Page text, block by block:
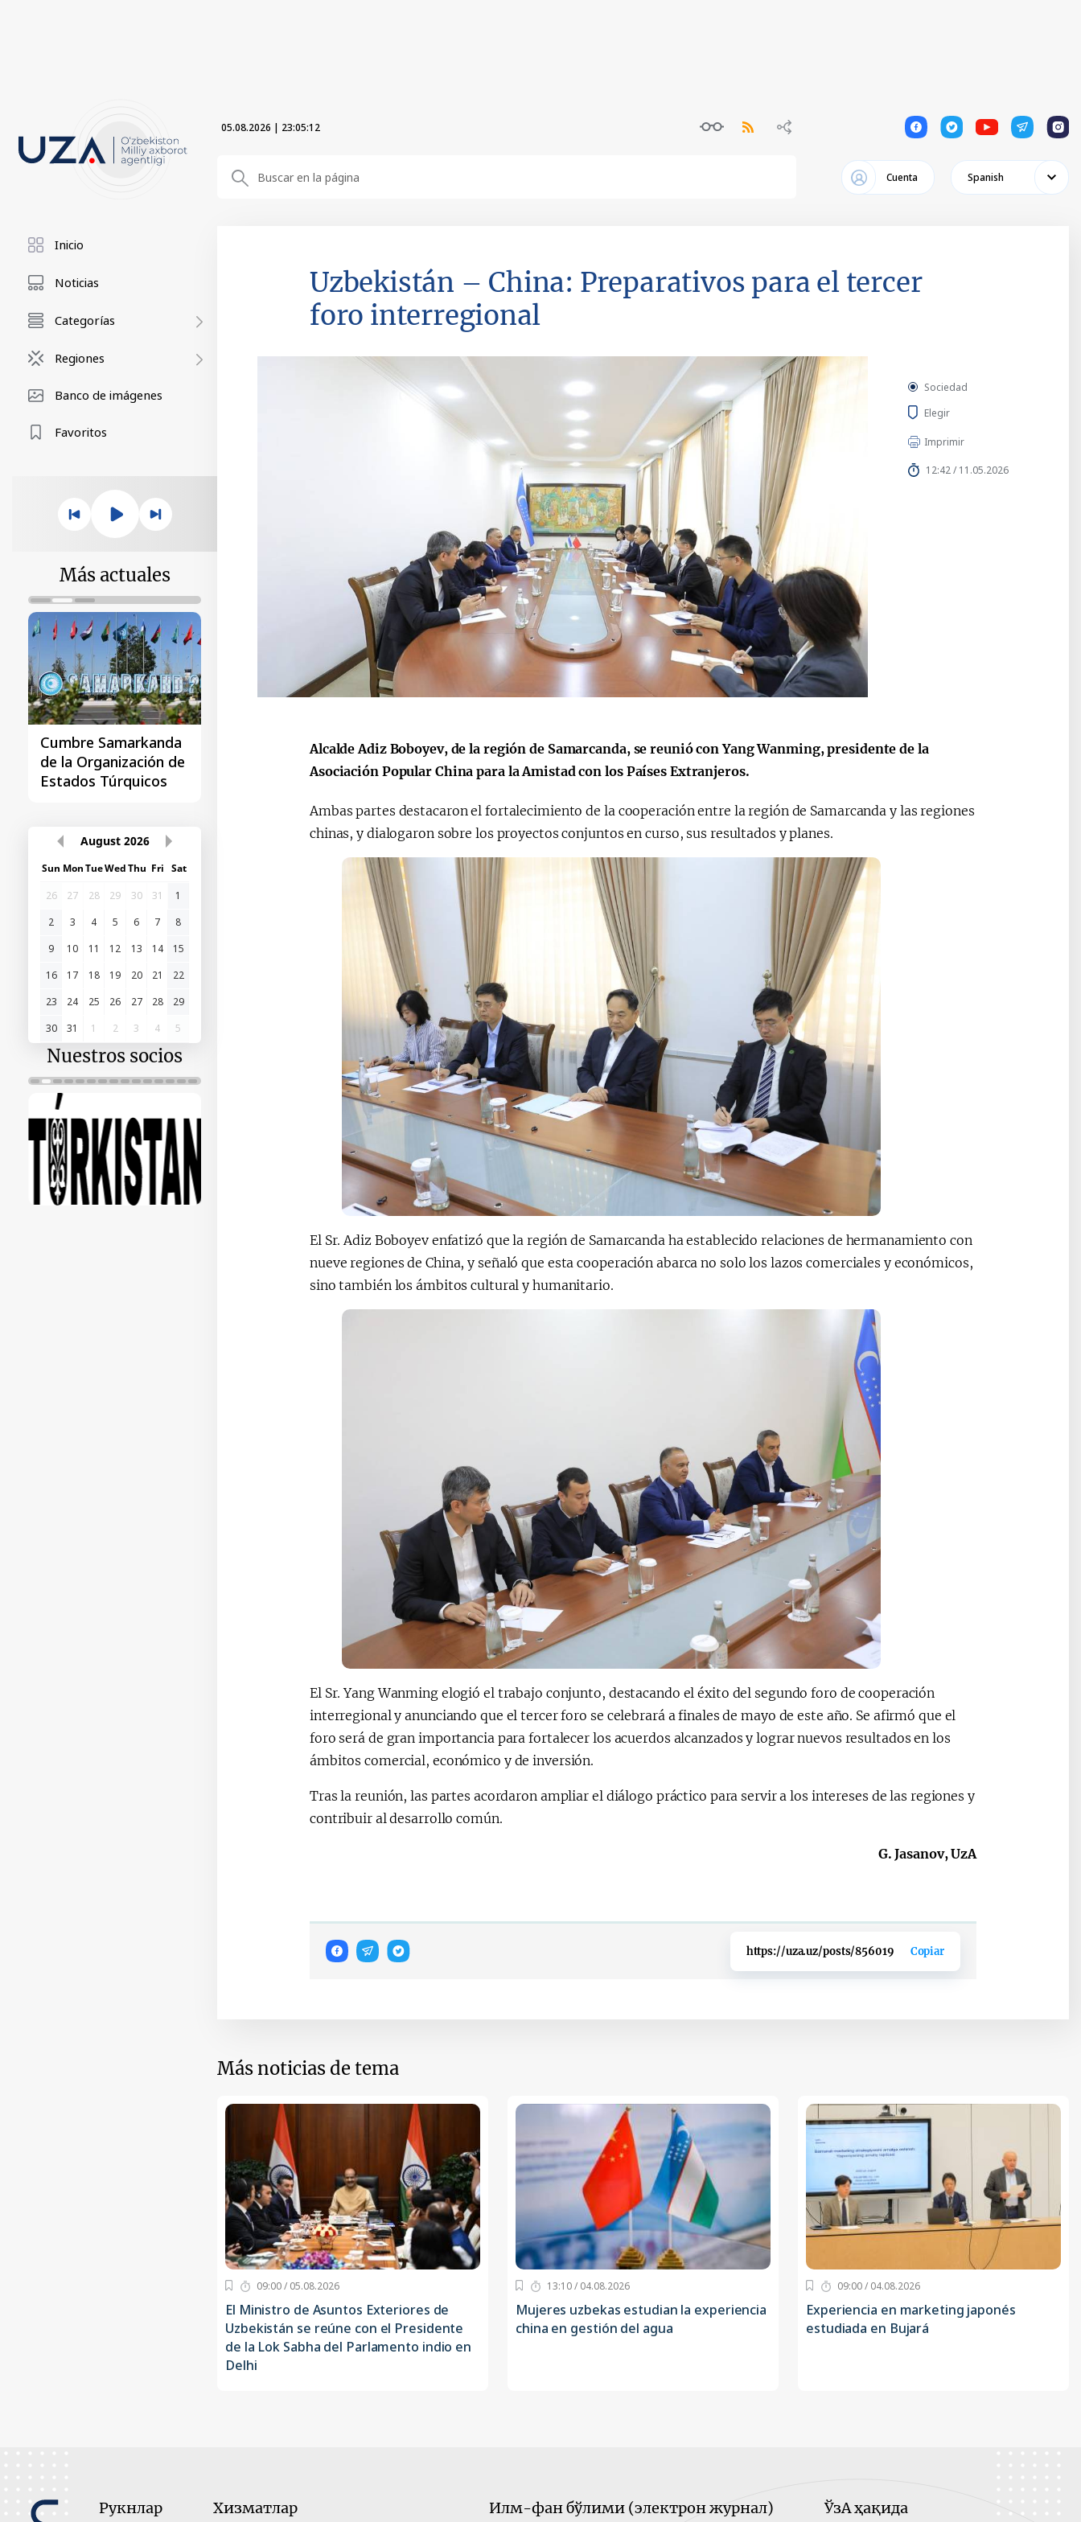
05.08.2026 | 23:05:13 1 1 1 1 1
Cuenta Spanish
Inicio
Noticias
Categorías
Regiones
Banco de imágenes
Favoritos
Más actuales
Cumbre Samarkanda
de la Organización de
Estados Túrquicos
La primera Cumbre
"Asia Central - China"
August 2026
Sun MonTueWedThu Fri Sat
26
27 28 29 30 31
1
2
3 4 5 6 7
8
9
10 11 12 13 14
15
16
17 18 19 20 21
22
23
24 25 26 27 28
29
30
31 1 2 3 4 5
Nuestros socios
Uzbekistán – China: Preparativos para el tercer
foro interregional
Sociedad
Elegir
Imprimir
12:42 / 11.05.2026
Alcalde Adiz Boboyev, de la región de Samarcanda, se reunió con Yang Wanming, presidente de la
Asociación Popular China para la Amistad con los Países Extranjeros.
Ambas partes destacaron el fortalecimiento de la cooperación entre la región de Samarcanda y las regiones
chinas, y dialogaron sobre los proyectos conjuntos en curso, sus resultados y planes.
El Sr. Adiz Boboyev enfatizó que la región de Samarcanda ha establecido relaciones de hermanamiento con
nueve regiones de China, y señaló que esta cooperación abarca no solo los lazos comerciales y económicos,
sino también los ámbitos cultural y humanitario.
El Sr. Yang Wanming elogió el trabajo conjunto, destacando el éxito del segundo foro de cooperación
interregional y anunciando que el tercer foro se celebrará a finales de mayo de este año. Se afirmó que el
foro será de gran importancia para fortalecer los acuerdos alcanzados y lograr nuevos resultados en los
ámbitos comercial, económico y de inversión.
Tras la reunión, las partes acordaron ampliar el diálogo práctico para servir a los intereses de las regiones y
contribuir al desarrollo común.
G. Jasanov, UzA
https://uza.uz/posts/856019 Copiar
Más noticias de tema
09:00 / 05.08.2026
El Ministro de Asuntos Exteriores de
Uzbekistán se reúne con el Presidente
de la Lok Sabha del Parlamento indio en
Delhi
13:10 / 04.08.2026
Mujeres uzbekas estudian la experiencia
china en gestión del agua
09:00 / 04.08.2026
Experiencia en marketing japonés
estudiada en Bujará
Рукнлар Хизматлар Илм-фан бўлими (электрон журнал) ЎзА ҳақида